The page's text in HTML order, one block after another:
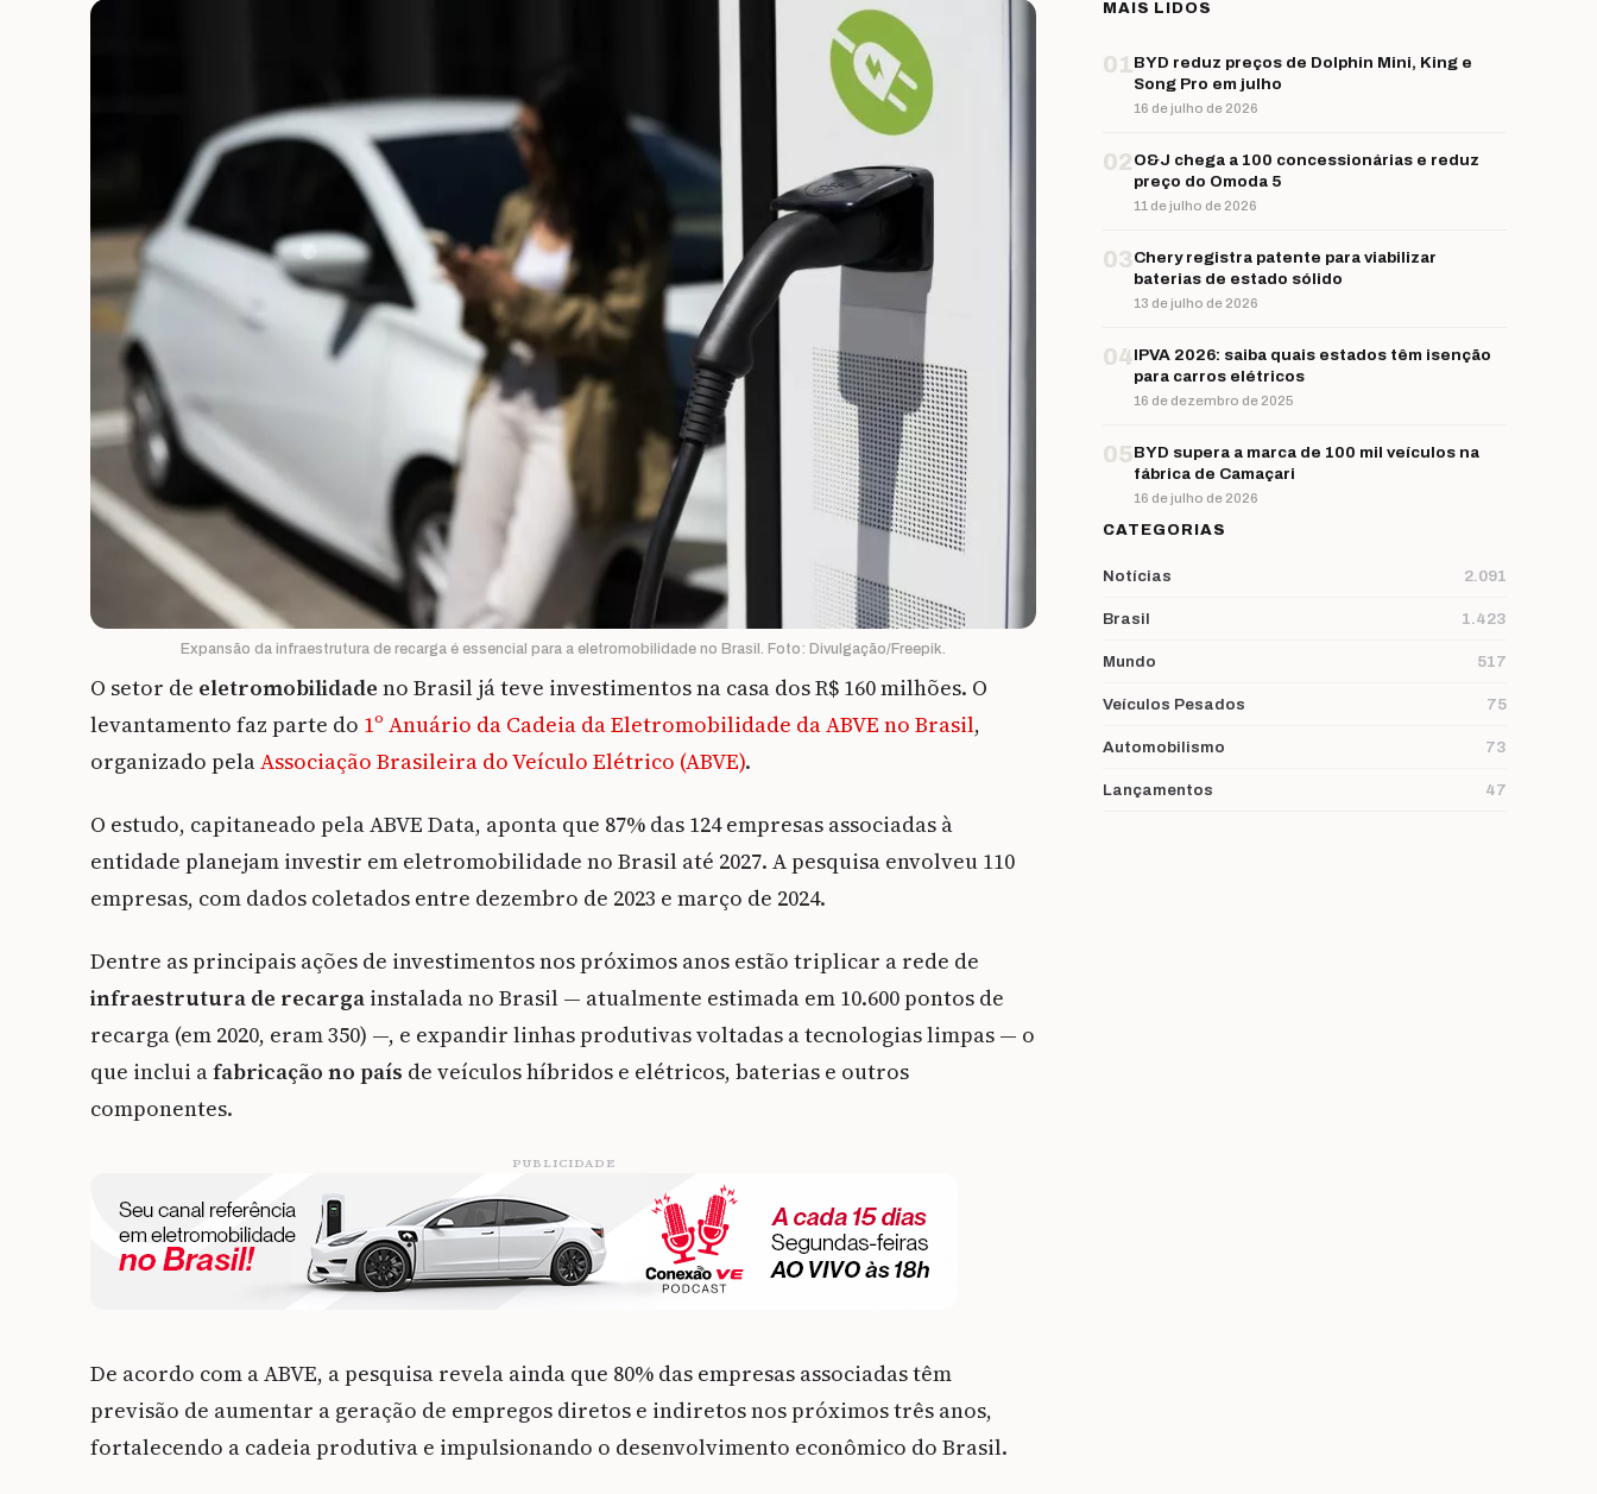
Expansão da infraestrutura de recarga é essencial para a eletromobilidade no Brasil. Foto: Divulgação/Freepik.
O setor de eletromobilidade no Brasil já teve investimentos na casa dos R$ 160 milhões. O
levantamento faz parte do 1º Anuário da Cadeia da Eletromobilidade da ABVE no Brasil,
organizado pelaAssociação Brasileira do Veículo Elétrico (ABVE).
O estudo, capitaneado pela ABVE Data, aponta que 87% das 124 empresas associadas à
entidade planejam investir em eletromobilidade no Brasil até 2027. A pesquisa envolveu 110
empresas, com dados coletados entre dezembro de 2023 e março de 2024.
Dentre as principais ações de investimentos nos próximos anos estão triplicar a rede de
infraestrutura de recarga instalada no Brasil — atualmente estimada em 10.600 pontos de
recarga (em 2020, eram 350) —, e expandir linhas produtivas voltadas a tecnologias limpas — o
que inclui afabricação no país de veículos híbridos e elétricos, baterias e outros
componentes.
PUBLICIDADE
De acordo com a ABVE, a pesquisa revela ainda que 80% das empresas associadas têm
previsão de aumentar a geração de empregos diretos e indiretos nos próximos três anos,
fortalecendo a cadeia produtiva e impulsionando o desenvolvimento econômico do Brasil.
MAIS LIDOS
01BYD reduz preços de Dolphin Mini, King e
Song Pro em julho
16 de julho de 2026
02 O&J chega a 100 concessionárias e reduz
preço do Omoda 5
11 de julho de 2026
03Chery registra patente para viabilizar
baterias de estado sólido
13 de julho de 2026
04IPVA 2026: saiba quais estados têm isenção
para carros elétricos
16 de dezembro de 2025
05BYD supera a marca de 100 mil veículos na
fábrica de Camaçari
16 de julho de 2026
CATEGORIAS
Notícias 2.091
Brasil 1.423
Mundo 517
Veículos Pesados 75
Automobilismo 73
Lançamentos 47